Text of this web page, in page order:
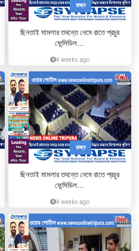
রাজ্য
ছিনতাই মামলার তদন্তে নেমে রাতে প্রচুর
ফেন্সিডিল...
4 weeks ago
রাজ্য
ছিনতাই মামলার তদন্তে নেমে রাতে প্রচুর
ফেন্সিডিল...
4 weeks ago